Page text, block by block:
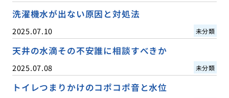
洗濯機水が出ない原因と対処法
2025.07.10 未分類
天井の水滴その不安誰に相談すべきか
2025.07.08 未分類
トイレつまりかけのコポコポ音と水位